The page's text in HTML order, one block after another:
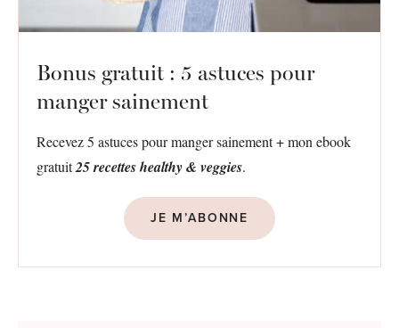
Bonus gratuit : 5 astuces pour
manger sainement
Recevez 5 astuces pour manger sainement + mon ebook
gratuit25 recettes healthy & veggies.
JE M’ABONNE